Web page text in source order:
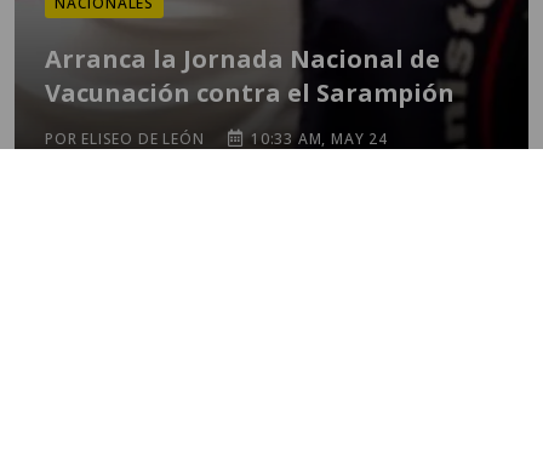
Arranca la Jornada Nacional de
Vacunación contra el Sarampión
POR ELISEO DE LEÓN 10:33 AM, MAY 24